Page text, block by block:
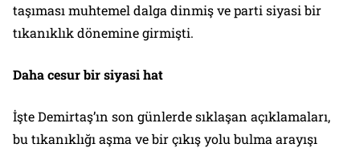
taşıması muhtemel dalga dinmiş ve parti siyasi bir
tıkanıklık dönemine girmişti.
Daha cesur bir siyasi hat
İşte Demirtaş’ın son günlerde sıklaşan açıklamaları,
bu tıkanıklığı aşma ve bir çıkış yolu bulma arayışı